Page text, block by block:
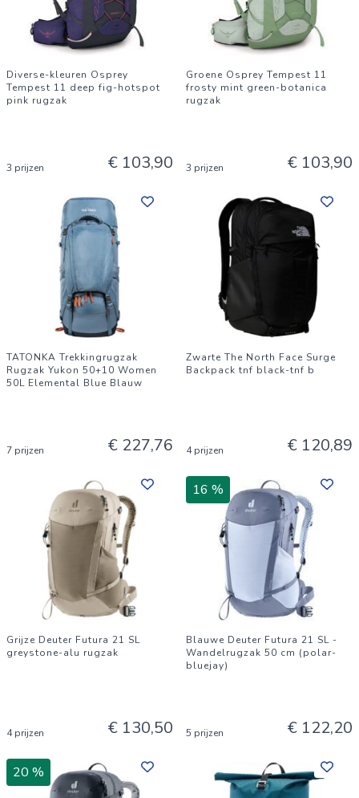
Diverse-kleuren Osprey
Tempest 11 deep fig-hotspot
pink rugzak
3 prijzen € 103,90
Groene Osprey Tempest 11
frosty mint green-botanica
rugzak
3 prijzen € 103,90
TATONKA Trekkingrugzak
Rugzak Yukon 50+10 Women
50L Elemental Blue Blauw
7 prijzen € 227,76
Zwarte The North Face Surge
Backpack tnf black-tnf b
4 prijzen € 120,89
Grijze Deuter Futura 21 SL
greystone-alu rugzak
4 prijzen € 130,50
16 %
Blauwe Deuter Futura 21 SL -
Wandelrugzak 50 cm (polar-
bluejay)
5 prijzen € 122,20
20 %